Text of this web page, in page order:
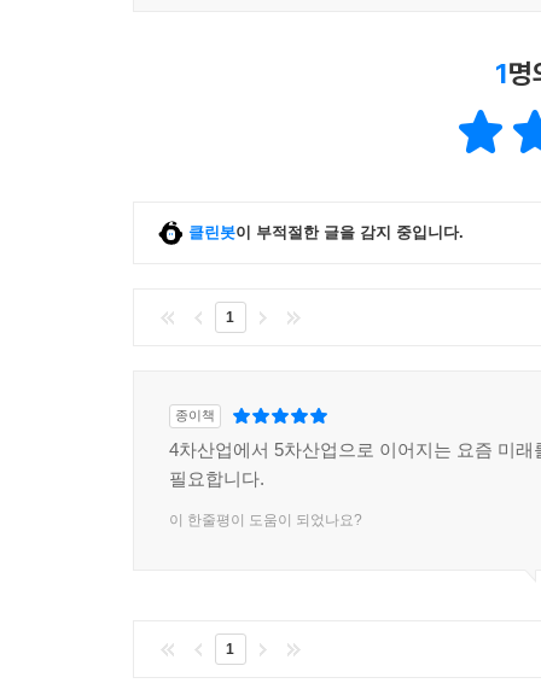
지구의 환경문제 앞에서는 전 세계가 하나로
우리 사회가 풀어야 할 핵심 주제들
글로벌 차원에서 미래에 해결해야 할 이슈와
진지하게 고민할 시간이다.
포용력 확대, 대외 정책이다.
대한민국은 기술 혁신을 통해 세계적인 산업경
변화를 예측하고, 교육 개혁을 통해 변화에 대비
1명
클린봇이 부적절한 글을 감지 중입니다.
1
종이책
4차산업에서 5차산업으로 이어지는 요즘 미래
필요합니다.
이 한줄평이 도움이 되었나요?
1